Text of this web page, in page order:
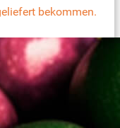
bekommen.